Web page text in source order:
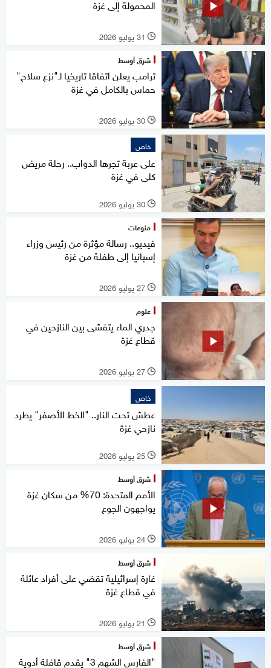
المحمولة إلى غزة
l 31 يوليو 2026
شرق أوسط
ترامب يعلن اتفاقا تاريخيا لـ"نزع سلاح"
حماس بالكامل في غزة
l 30 يوليو 2026
خاص
على عربة تجرها الدواب.. رحلة مريض
كلى في غزة
l 30 يوليو 2026
منوعات
فيديو.. رسالة مؤثرة من رئيس وزراء
إسبانيا إلى طفلة من غزة
l 27 يوليو 2026
علوم
جدري الماء يتفشى بين النازحين في
قطاع غزة
l 27 يوليو 2026
خاص
عطش تحت النار.. "الخط الأصفر" يطرد
نازحي غزة
l 25 يوليو 2026
شرق أوسط
الأمم المتحدة: 70% من سكان غزة
يواجهون الجوع
l 24 يوليو 2026
شرق أوسط
غارة إسرائيلية تقضي على أفراد عائلة
في قطاع غزة
l 21 يوليو 2026
شرق أوسط
"الفارس الشهم 3" يقدم قافلة أدوية